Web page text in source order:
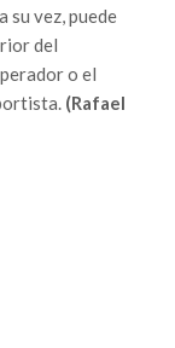
su vez, puede
del
o el
(Rafael